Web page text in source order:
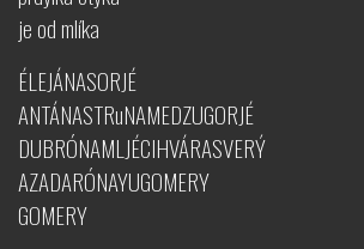
je od mlíka
ÉLEJÁNASORJÉ
ANTÁNASTRuNAMEDZUGORJÉ
DUBRÓNAMLJÉCIHVÁRASVERÝ
AZADARÓNAYUGOMERY
GOMERY